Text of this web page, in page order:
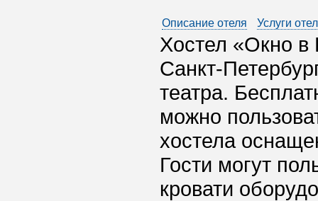
Описание отеля Услуги
Хостел «Окно в
Санкт-
театра.
можно
хостела
Гости могут
кровати